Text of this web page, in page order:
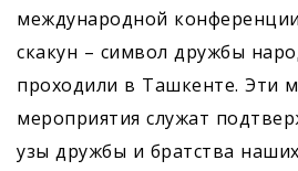
международной
скакун – символ дружбы
проходили в Ташкенте. Эти
мероприятия служат
узы дружбы и братства